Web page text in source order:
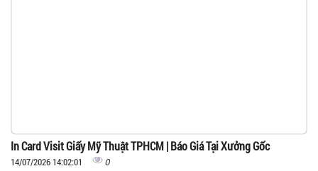
In Card Visit Giấy Mỹ Thuật TPHCM | Báo Giá Tại Xưởng Gốc
14/07/2026 14:02:01 0